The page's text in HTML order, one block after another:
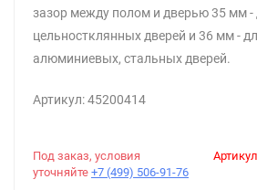
зазор между полом и дверью 35 мм -
цельностклянных дверей и 36 мм -
алюминиевых, стальных дверей.
Артикул: 45200414
Под заказ, условия
уточняйте +7 (499) 506-91-76